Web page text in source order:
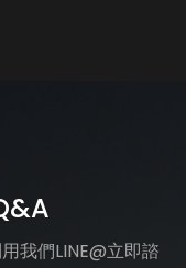
我們LINE@立即諮